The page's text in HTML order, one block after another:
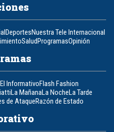
DeportesNuestra Tele Internacional
SaludProgramasOpinión
El InformativoFlash Fashion
La MañanaLa NocheLa Tarde
de AtaqueRazón de Estado